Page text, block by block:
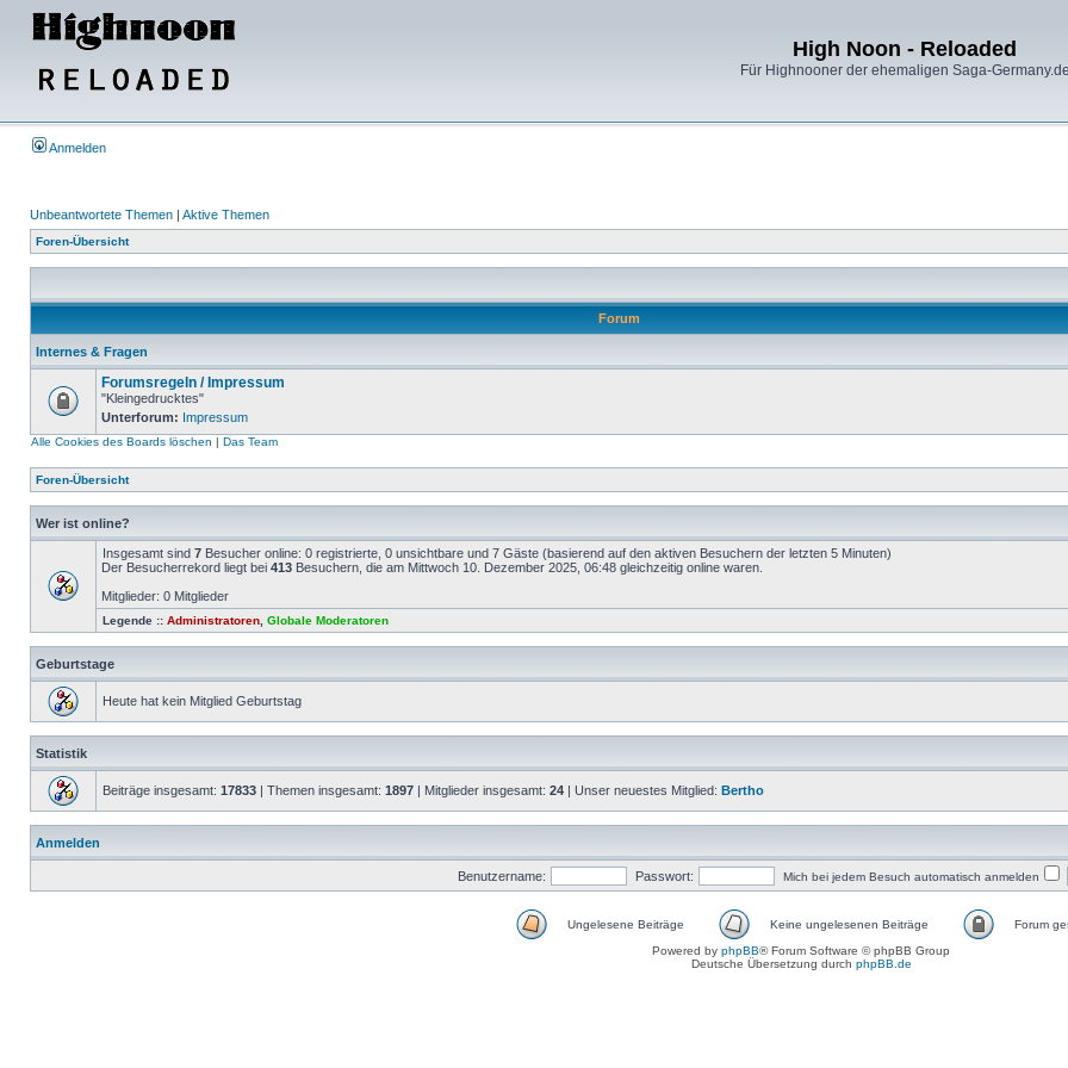
High Noon - Reloaded
Für Highnooner der ehemaligen Saga-Germany.de
Anmelden
Unbeantwortete Themen | Aktive Themen
Foren-Übersicht
Forum
Internes & Fragen
Forumsregeln / Impressum
"Kleingedrucktes"
Unterforum: Impressum
Alle Cookies des Boards löschen | Das Team
Foren-Übersicht
Wer ist online?
Insgesamt sind 7 Besucher online: 0 registrierte, 0 unsichtbare und 7 Gäste (basierend auf den aktiven Besuchern der letzten 5 Minuten)
Der Besucherrekord liegt bei 413 Besuchern, die am Mittwoch 10. Dezember 2025, 06:48 gleichzeitig online waren.
Mitglieder: 0 Mitglieder
Legende :: Administratoren Globale Moderatoren
Geburtstage
Heute hat kein Mitglied Geburtstag
Statistik
Beiträge insgesamt: 17833 | Themen insgesamt: 1897 | Mitglieder insgesamt: 24 | Unser neuestes Mitglied: Bertho
Anmelden
Benutzername: Passwort: Mich bei jedem Besuch automatisch anmelden
Ungelesene Beiträge Keine ungelesenen Beiträge
Forum
Powered by phpBB® Forum Software © phpBB Group
Deutsche Übersetzung durch phpBB.de